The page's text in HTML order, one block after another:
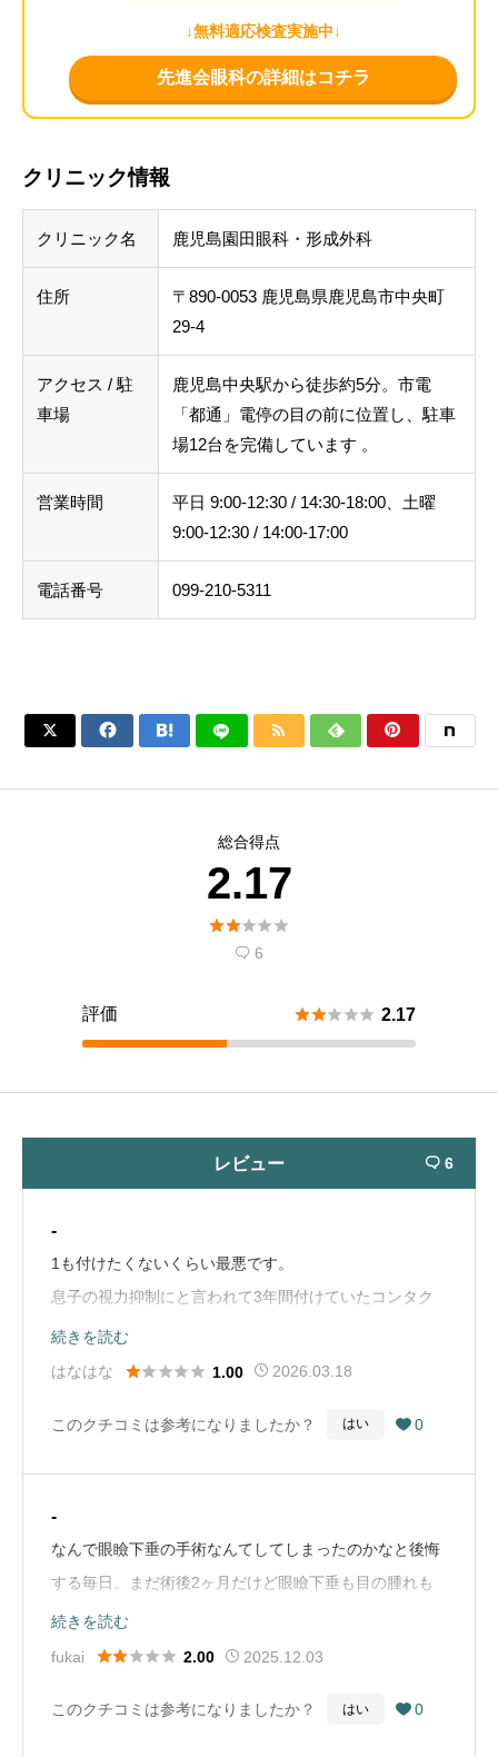
↓無料適応検査実施中↓
先進会眼科の詳細はコチラ
クリニック情報
クリニック名 鹿児島園田眼科・形成外科
住所
〒890-0053 鹿児島県鹿児島市中央町
29-4
アクセス / 駐
車場
鹿児島中央駅から徒歩約5分。市電
「都通」電停の目の前に位置し、駐車
場12台を完備しています 。
営業時間
平日 9:00-12:30 / 14:30-18:00、土曜
9:00-12:30 / 14:00-17:00
電話番号 099-210-5311
     
総合得点
2.17

 6
評価  2.17
レビュー  6
-
1も付けたくないくらい最悪です。
息子の視力抑制にと言われて3年間付けていたコンタク
トがただの遠近両用で、しかも毎月定価6,000円くらい
のものを9,000円で買わされていたことが他の病院に行
お金もですが、息子の視力を何と思っているのか！
続きを読む
はなはな
 1.00 2026.03.18
このクチコミは参考になりましたか？ はい  0
-
なんで眼瞼下垂の手術なんてしてしまったのかなと後悔
する毎日。まだ術後2ヶ月だけど眼瞼下垂も目の腫れも
改善される気がしない。もっと患者さんの気持ちに寄り
添ってくれる形成外科と思ってたのに残念。伊達メガネ
（Google Mapから引用）
続きを読む
fukai
 2.00 2025.12.03
このクチコミは参考になりましたか？ はい  0